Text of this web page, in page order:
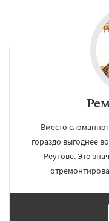
Вместо
гораздо выгоднее
Реутове. Это